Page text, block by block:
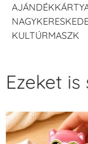
KULTÚRMASZK
Ezeket